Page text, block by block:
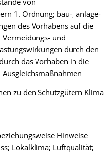
1. Ordnung; bau-, anlage-
des Vorhabens auf die
Vermeidungs- und
durch den
das Vorhaben in die
zu den Schutzgütern Klima
Hinweise
Lokalklima; Luftqualität;